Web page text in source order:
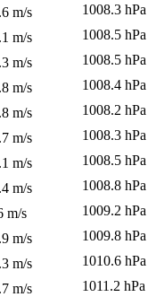
m/s
1008.3 hPa
m/s
1008.5 hPa
m/s
1008.5 hPa
m/s
1008.4 hPa
m/s
1008.2 hPa
m/s
1008.3 hPa
m/s
1008.5 hPa
m/s
1008.8 hPa
m/s
1009.2 hPa
m/s
1009.8 hPa
m/s
1010.6 hPa
m/s
1011.2 hPa